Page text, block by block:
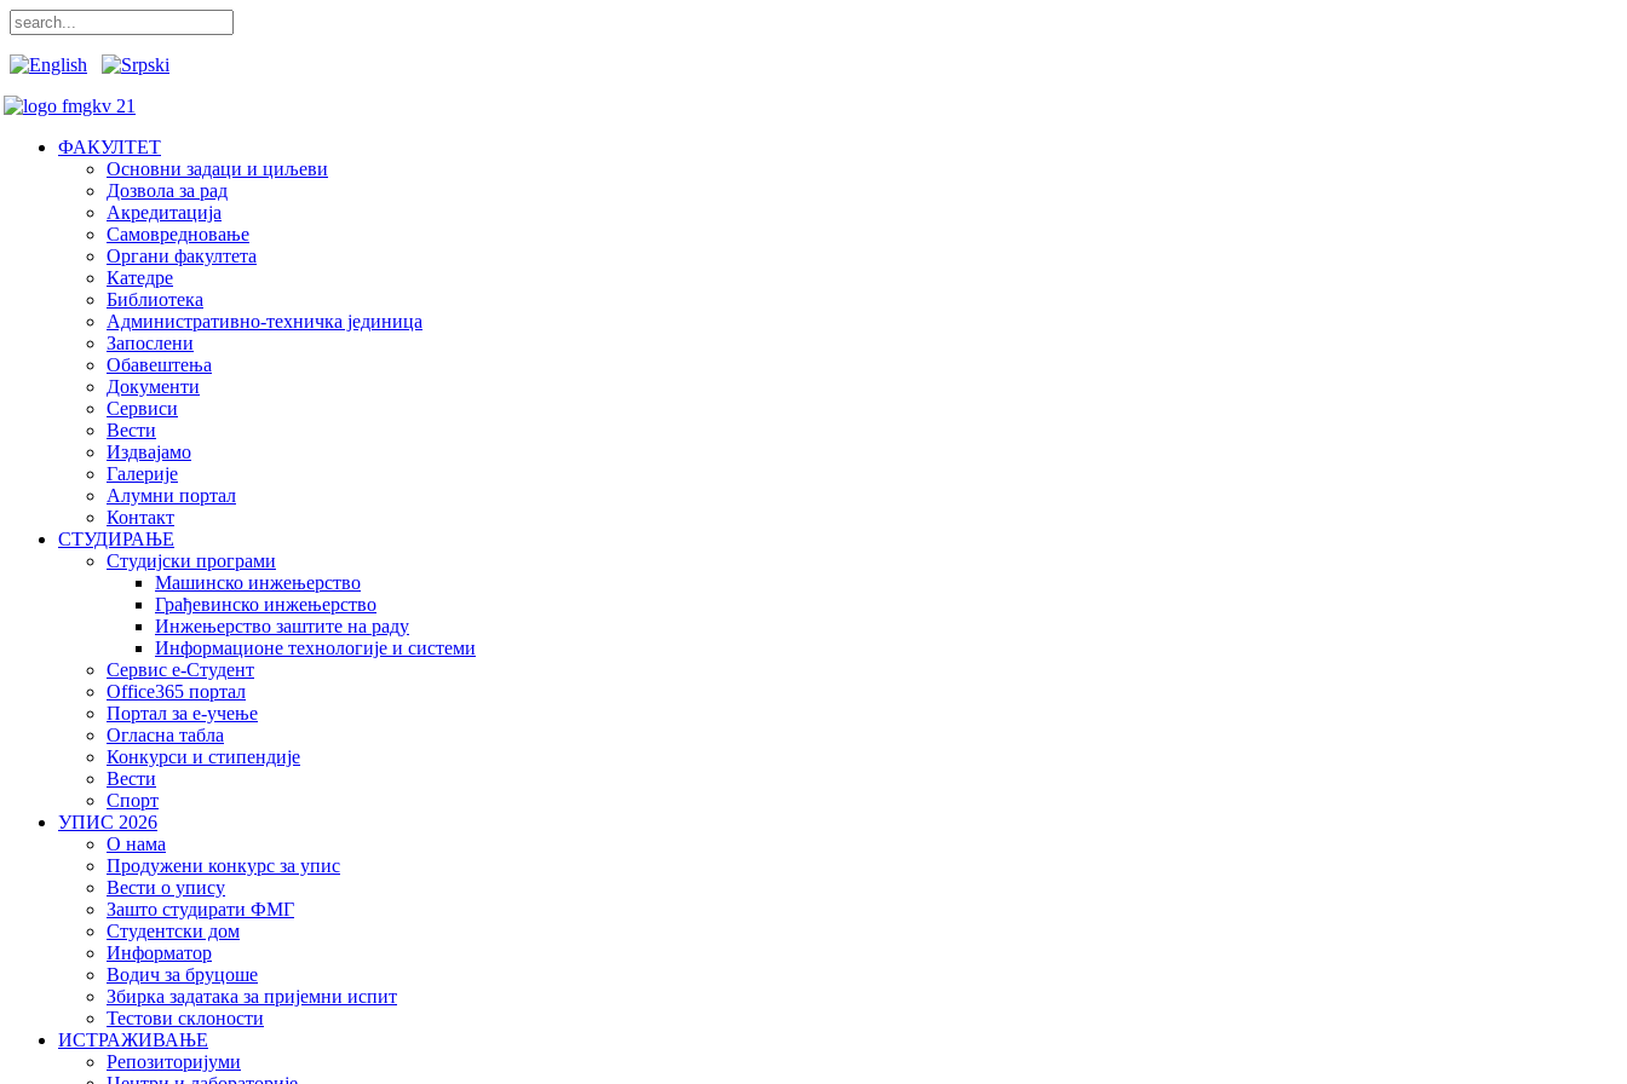
ФАКУЛТЕТ
Основни задаци и циљеви
Дозвола за рад
Акредитација
Самовредновање
Органи факултета
Катедре
Библиотека
Административно-техничка јединица
Запослени
Обавештења
Документи
Сервиси
Вести
Издвајамо
Галерије
Алумни портал
Контакт
СТУДИРАЊЕ
Студијски програми
Машинско инжењерство
Грађевинско инжењерство
Инжењерство заштите на раду
Информационе технологије и системи
Сервис е-Студент
Office365 портал
Портал за е-учење
Огласна табла
Конкурси и стипендије
Вести
Спорт
УПИС 2026
О нама
Продужени конкурс за упис
Вести о упису
Зашто студирати ФМГ
Студентски дом
Информатор
Водич за бруцоше
Збиркa задатака за пријемни испит
Тестови склоности
ИСТРАЖИВАЊЕ
Репозиторијуми